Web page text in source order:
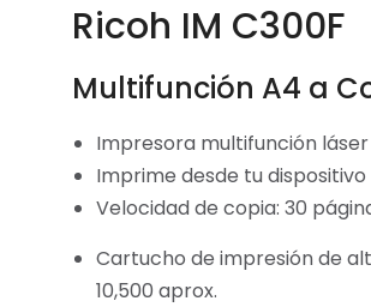
Ricoh IM C300F
Multifunción A4 a
Impresora multifunción
Imprime desde tu
Velocidad de copia: 30
Cartucho de impresión de
10,500 aprox.